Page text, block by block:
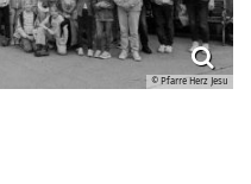
© Pfarre Herz Jesu